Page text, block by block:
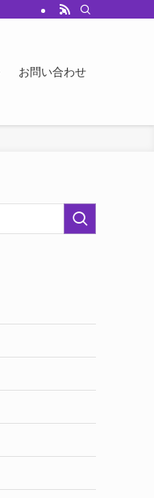
お問い合わせ